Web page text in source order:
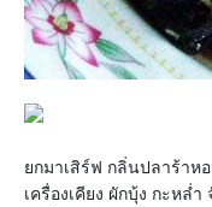
ยกมาเสิร์ฟ กลิ่นปลาร้าห
เครื่องเคียง ผักบุ้ง กะหล่